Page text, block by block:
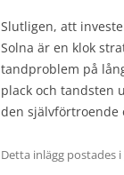
Slutligen, att
Solna är en klok
tandproblem på
plack och tandsten
den
Detta inlägg postades i